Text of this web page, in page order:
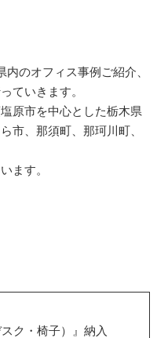
内のオフィス事例ご紹介、
ていきます。
原市を中心とした栃木県
市、那須町、那珂川町、
ます。
ク・椅子）』納入